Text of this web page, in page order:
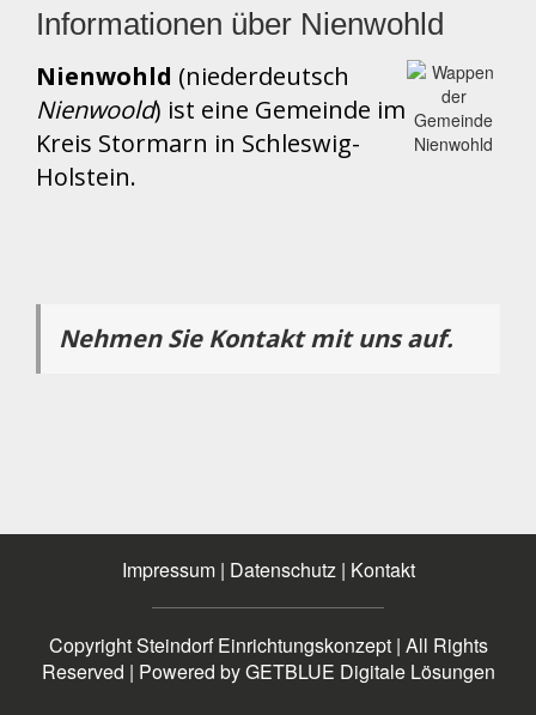
Informationen über Nienwohld
Nienwohld (niederdeutsch
Nienwoold) ist eine Gemeinde im
Kreis Stormarn in Schleswig-
Holstein.
Nehmen Sie Kontakt mit uns auf.
Impressum| Datenschutz| Kontakt
Copyright Steindorf Einrichtungskonzept | All Rights
Reserved | Powered byGETBLUE Digitale Lösungen